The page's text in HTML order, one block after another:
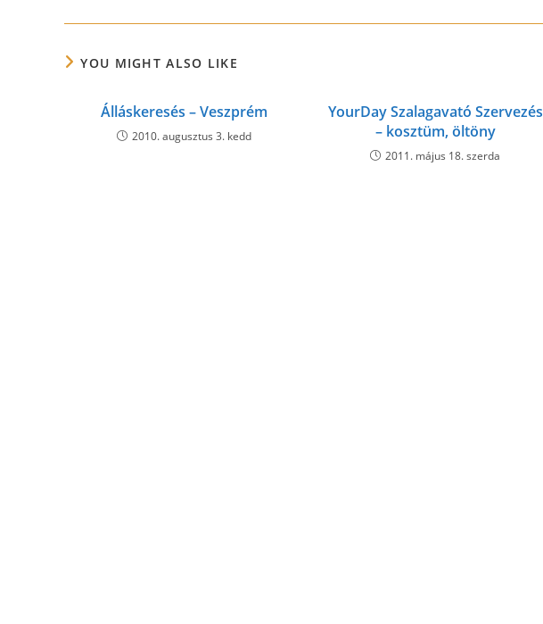
YOU MIGHT ALSO LIKE
Álláskeresés – Veszprém
2010. augusztus 3. kedd
YourDay Szalagavató Szervezés
– kosztüm, öltöny
2011. május 18. szerda